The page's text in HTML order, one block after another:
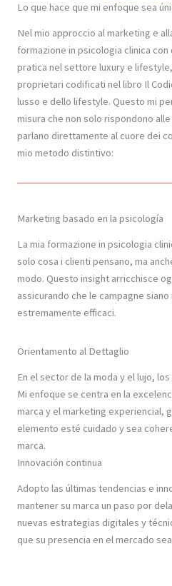
Lo que hace que mi enfoque sea
Nel mio approccio al marketing e
formazione in psicologia clinica
pratica nel settore luxury e
proprietari codificati nel libro Il
lusso e dello lifestyle. Questo mi
misura che non solo rispondono
parlano direttamente al cuore dei
mio metodo distintivo:
Marketing basado en la psicología
La mia formazione in psicologia
solo cosa i clienti pensano, ma
modo. Questo insight arricchisce
assicurando che le campagne
estremamente efficaci.
Orientamento al Dettaglio
En el sector de la moda y el lujo,
Mi enfoque se centra en la
marca y el marketing experiencial,
elemento esté cuidado y sea
marca.
Innovación continua
Adopto las últimas tendencias e
mantener su marca un paso por
nuevas estrategias digitales y
que su presencia en el mercado